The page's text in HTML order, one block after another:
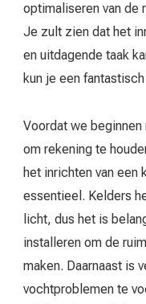
optimaliseren van de
Je zult zien dat het
en uitdagende taak
kun je een
Voordat we
om rekening te
het inrichten van een
essentieel. Kelders
licht, dus het is
installeren om de
maken. Daarnaast is
vochtproblemen te